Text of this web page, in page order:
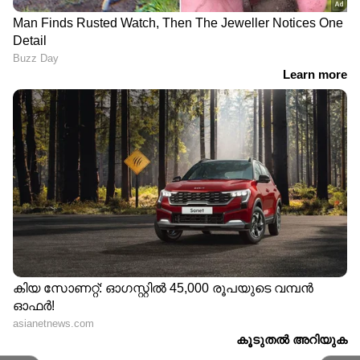
വര്‍ഷത്തെ മാധ്യമപ്രവര്‍ത്തന കാലയളവില്‍ ന്യൂസ്
സ്റ്റോറികള്‍, ഫീച്ചറുകള്‍, അഭിമുഖങ്ങള്‍, ഫിലിം റിവ്യൂ
തുടങ്ങിയവ പ്രസിദ്ധീകരിച്ചു. ഇമെയില്‍-
jomit@asianetnews.in
Follow Us
DOWNLOAD APP